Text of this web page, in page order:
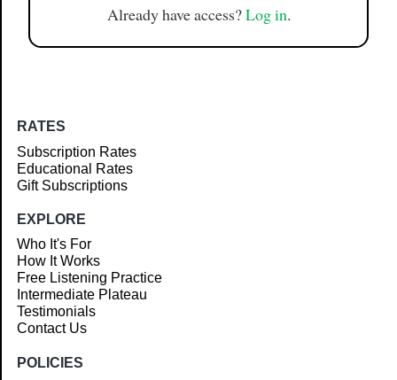
Already have access?Log in.
RATES
Subscription Rates
Educational Rates
Gift Subscriptions
EXPLORE
Who It's For
How It Works
Free Listening Practice
Intermediate Plateau
Testimonials
Contact Us
POLICIES